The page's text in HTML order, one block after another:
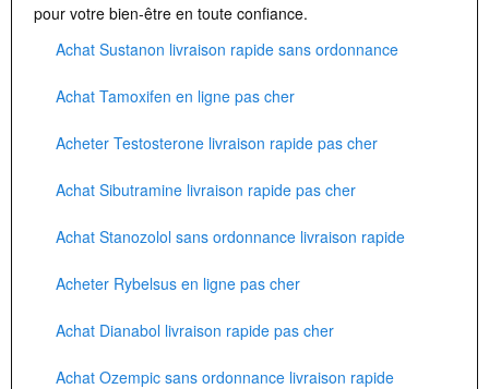
pour votre bien-être en toute confiance.
Achat Sustanon livraison rapide sans ordonnance
Achat Tamoxifen en ligne pas cher
Acheter Testosterone livraison rapide pas cher
Achat Sibutramine livraison rapide pas cher
Achat Stanozolol sans ordonnance livraison rapide
Acheter Rybelsus en ligne pas cher
Achat Dianabol livraison rapide pas cher
Achat Ozempic sans ordonnance livraison rapide